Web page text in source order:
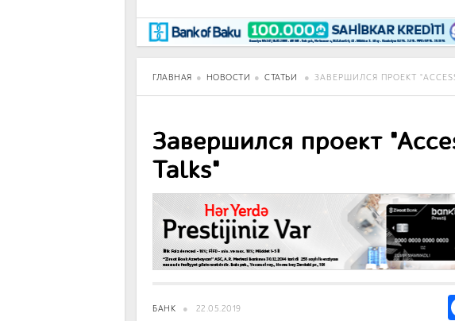
Инвестиции
BancoTV
ГЛАВНАЯ НОВОСТИ СТАТЬИ ЗАВЕРШИЛСЯ ПРОЕКТ "ACCESS
Завершился проект
Talks"
БАНК 22.05.2019